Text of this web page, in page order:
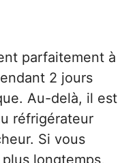
parfaitement à
2 jours
Au-delà, il est
réfrigérateur
Si vous
longtemps,